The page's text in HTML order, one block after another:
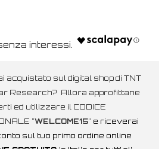
acquistato sul digital shop di TNT
Research? Allora approfittane
ed utilizzare il CODICE
"WELCOME15" e riceverai
sul tuo primo ordine online